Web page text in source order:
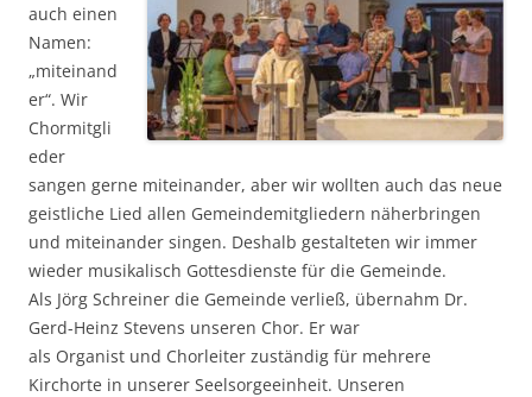
auch einen
Namen:
„miteinand
er“. Wir
Chormitgli
eder
sangen gerne miteinander, aber wir wollten auch das neue
geistliche Lied allen Gemeindemitgliedern näherbringen
und miteinander singen. Deshalb gestalteten wir immer
wieder musikalisch Gottesdienste für die Gemeinde.
Als Jörg Schreiner die Gemeinde verließ, übernahm Dr.
Gerd-Heinz Stevens unseren Chor. Er war
als Organist und Chorleiter zuständig für mehrere
Kirchorte in unserer Seelsorgeeinheit. Unseren